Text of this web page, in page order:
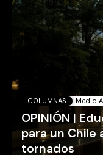
COLUMNAS Medio
OPINIÓN |
para un
tornados